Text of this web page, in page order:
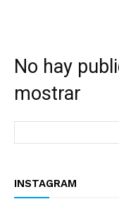
No hay
mostrar
INSTAGRAM